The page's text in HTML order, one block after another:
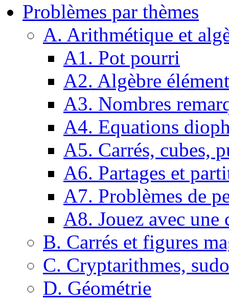
Problèmes par thèmes
A. Arithmétique et
A1. Pot pourri
A2. Algèbre
A3. Nombres
A4. Equations
A5. Carrés, cubes,
A6. Partages et
A7. Problèmes de
A8. Jouez avec une
B. Carrés et figures
C. Cryptarithmes,
D. Géométrie